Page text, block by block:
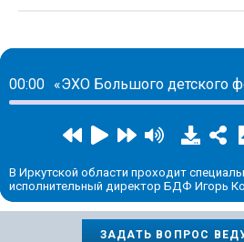
00:00
В Иркутской области проходит
исполнительный директор БДФ Игорь
ЗАДАТЬ ВОПРОС